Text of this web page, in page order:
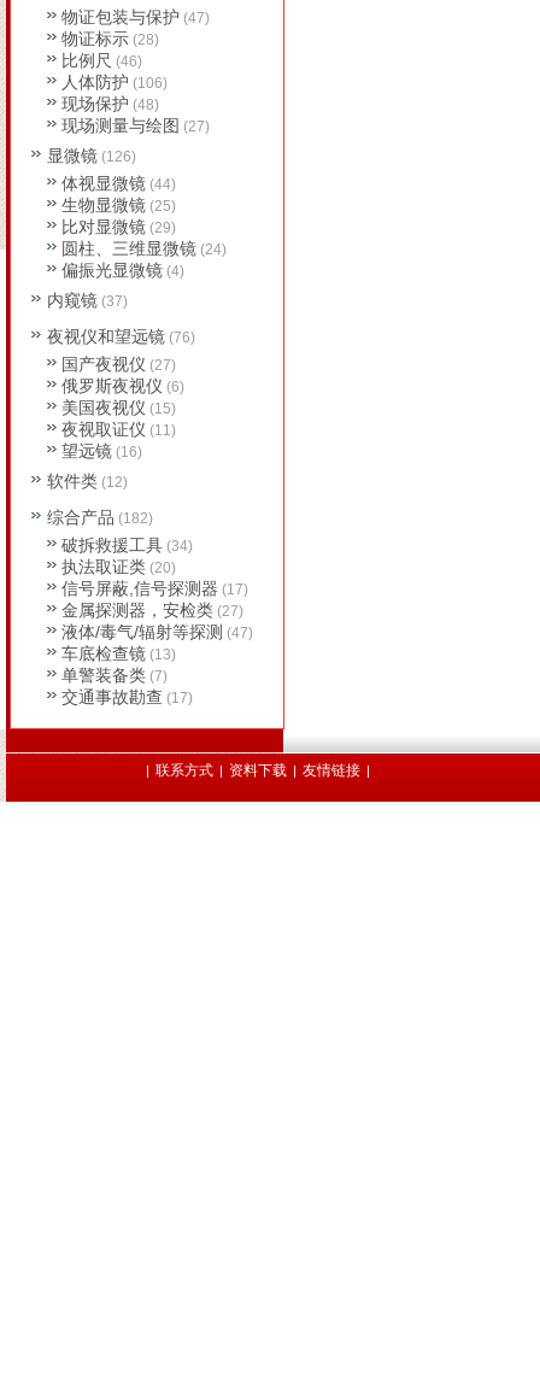
物证包装与保护 (47)
物证标示 (28)
比例尺 (46)
人体防护 (106)
现场保护 (48)
现场测量与绘图 (27)
显微镜 (126)
体视显微镜 (44)
生物显微镜 (25)
比对显微镜 (29)
圆柱、三维显微镜 (24)
偏振光显微镜 (4)
内窥镜 (37)
夜视仪和望远镜 (76)
国产夜视仪 (27)
俄罗斯夜视仪 (6)
美国夜视仪 (15)
夜视取证仪 (11)
望远镜 (16)
软件类 (12)
综合产品 (182)
破拆救援工具 (34)
执法取证类 (20)
信号屏蔽,信号探测器 (17)
金属探测器，安检类 (27)
液体/毒气/辐射等探测 (47)
车底检查镜 (13)
单警装备类 (7)
交通事故勘查 (17)
| 联系方式 | 资料下载 | 友情链接 |